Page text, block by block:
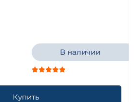
В наличии
Купить